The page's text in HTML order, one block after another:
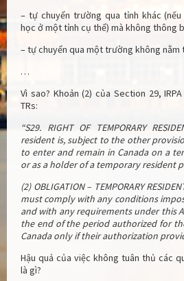
– tự chuyển trường qua tỉnh khác
học ở một tỉnh cụ thể) mà không thông
– tự chuyển qua một trường không nằm
…
Vì sao? Khoản (2) của Section 29,
TRs:
“S29. RIGHT OF TEMPORARY
resident is, subject to the other
to enter and remain in Canada on a
or as a holder of a temporary resident
(2) OBLIGATION – TEMPORARY
must comply with any conditions
and with any requirements under this
the end of the period authorized for
Canada only if their authorization
Hậu quả của việc không tuân thủ các
là gì?